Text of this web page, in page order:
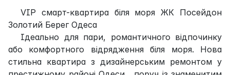
VIP смарт-квартира біля моря ЖК Посейдон
Золотий Берег Одеса
Ідеально для пари, романтичного відпочинку
або комфортного відрядження біля моря. Нова
стильна квартира з дизайнерським ремонтом у